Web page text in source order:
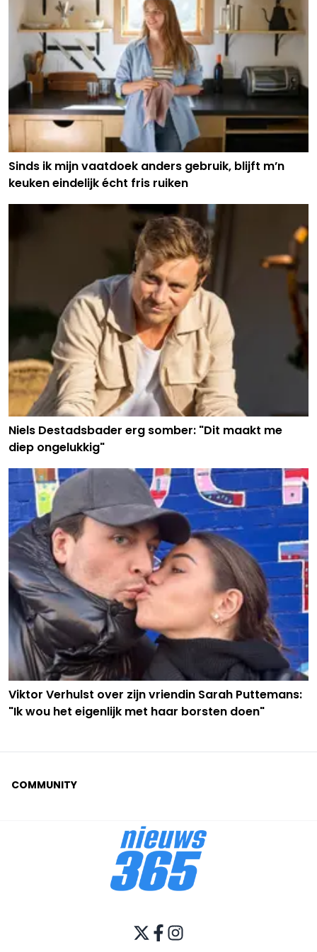
Sinds ik mijn vaatdoek anders gebruik, blijft m’n
keuken eindelijk écht fris ruiken
Niels Destadsbader erg somber: "Dit maakt me
diep ongelukkig"
Viktor Verhulst over zijn vriendin Sarah Puttemans:
"Ik wou het eigenlijk met haar borsten doen"
COMMUNITY